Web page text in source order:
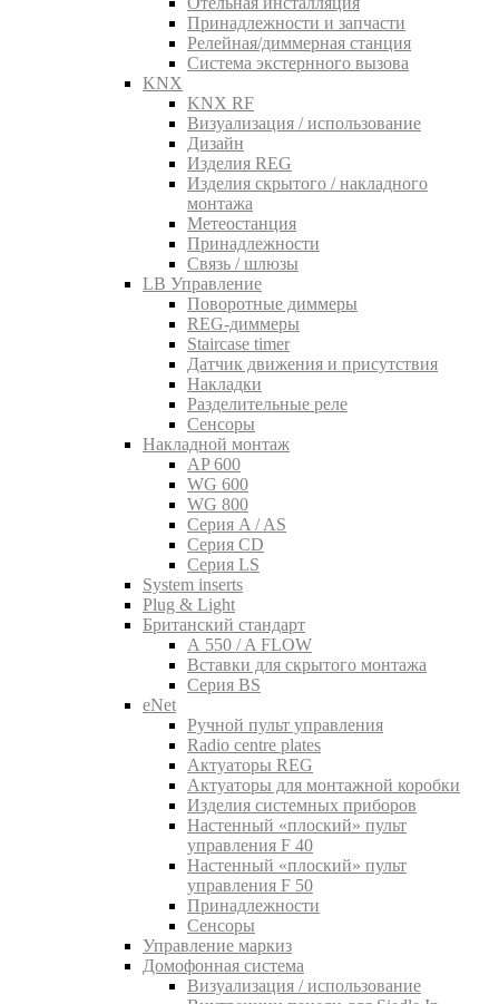
Принадлежности и запчасти
Релейная/диммерная станция
Система экстернного вызова
KNX
KNX RF
Визуализация / использование
Дизайн
Изделия REG
Изделия скрытого / накладного
монтажа
Метеостанция
Принадлежности
Связь / шлюзы
LB Управление
Поворотные диммеры
REG-диммеры
Staircase timer
Датчик движения и присутствия
Накладки
Разделительные реле
Сенсоры
Накладной монтаж
AP 600
WG 600
WG 800
Серия A / AS
Серия CD
Серия LS
System inserts
Plug & Light
Британский стандарт
A 550 / A FLOW
Вставки для скрытого монтажа
Серия BS
eNet
Pучной пульт управления
Radio centre plates
Актуаторы REG
Актуаторы для монтажной коробки
Изделия системных приборов
Настенный «плоский» пульт
управления F 40
Настенный «плоский» пульт
управления F 50
Принадлежности
Сенсоры
Управление маркиз
Домофонная система
Визуализация / использование